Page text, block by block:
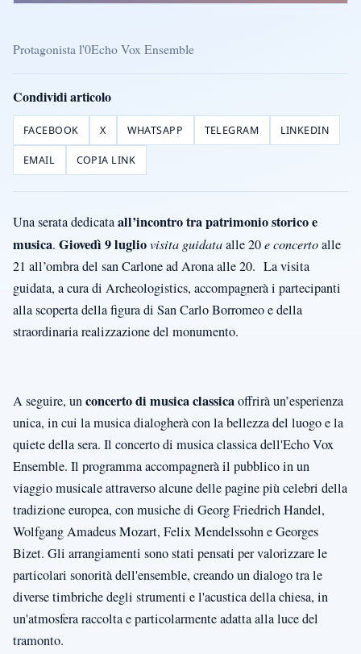
Protagonista l'0Echo Vox Ensemble
Condividi articolo
FACEBOOK X WHATSAPP TELEGRAM LINKEDIN
EMAIL COPIA LINK
Una serata dedicataall’incontro tra patrimonio storico e
musica. Giovedì 9 lugliovisita guidataalle 20e concertoalle
21 all’ombra del san Carlone ad Arona alle 20. La visita
guidata, a cura di Archeologistics, accompagnerà i partecipanti
alla scoperta della figura di San Carlo Borromeo e della
straordinaria realizzazione del monumento.
A seguire, unconcerto di musica classicaoffrirà un’esperienza
unica, in cui la musica dialogherà con la bellezza del luogo e la
quiete della sera. Il concerto di musica classica dell'Echo Vox
Ensemble. Il programma accompagnerà il pubblico in un
viaggio musicale attraverso alcune delle pagine più celebri della
tradizione europea, con musiche di Georg Friedrich Handel,
Wolfgang Amadeus Mozart, Felix Mendelssohn e Georges
Bizet. Gli arrangiamenti sono stati pensati per valorizzare le
particolari sonorità dell'ensemble, creando un dialogo tra le
diverse timbriche degli strumenti e l'acustica della chiesa, in
un'atmosfera raccolta e particolarmente adatta alla luce del
tramonto.